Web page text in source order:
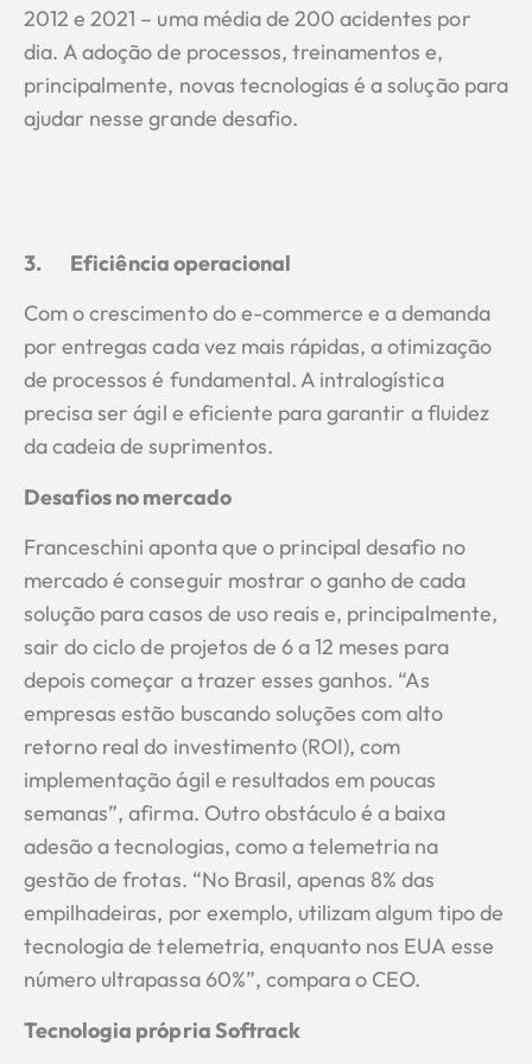
2012 e 2021 – uma média de 200 acidentes por
dia. A adoção de processos, treinamentos e,
principalmente, novas tecnologias é a solução para
ajudar nesse grande desafio.
3.
Eficiência operacional
Com o crescimento do e-commerce e a demanda
por entregas cada vez mais rápidas, a otimização
de processos é fundamental. A intralogística
precisa ser ágil e eficiente para garantir a fluidez
da cadeia de suprimentos.
Desafios no mercado
Franceschini aponta que o principal desafio no
mercado é conseguir mostrar o ganho de cada
solução para casos de uso reais e, principalmente,
sair do ciclo de projetos de 6 a 12 meses para
depois começar a trazer esses ganhos. “As
empresas estão buscando soluções com alto
retorno real do investimento (ROI), com
implementação ágil e resultados em poucas
semanas”, afirma. Outro obstáculo é a baixa
adesão a tecnologias, como a telemetria na
gestão de frotas. “No Brasil, apenas 8% das
empilhadeiras, por exemplo, utilizam algum tipo de
tecnologia de telemetria, enquanto nos EUA esse
número ultrapassa 60%”, compara o CEO.
Tecnologia própria Softrack